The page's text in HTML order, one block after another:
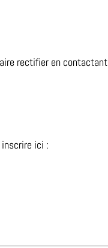
rectifier en contactant
inscrire ici :